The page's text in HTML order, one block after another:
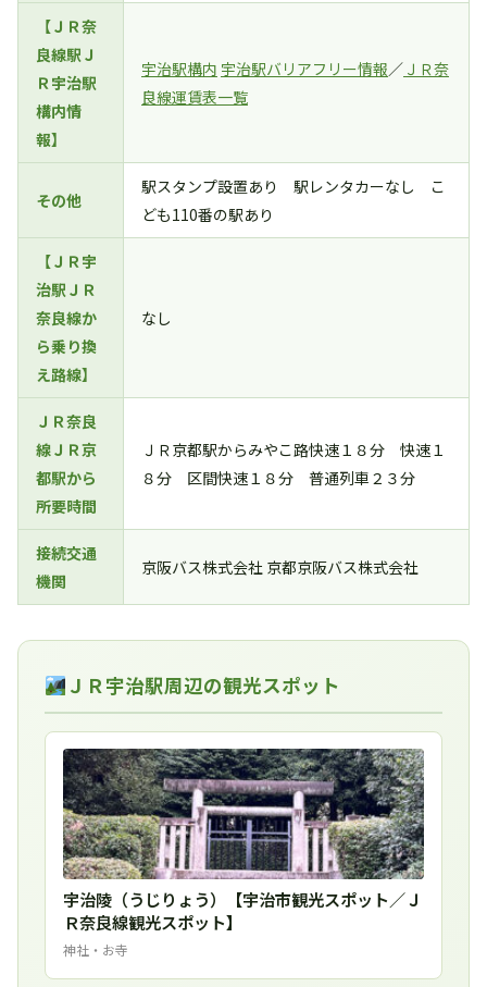
【ＪＲ奈
良線駅Ｊ
Ｒ宇治駅
構内情
報】
宇治駅構内 宇治駅バリアフリー情報／ ＪＲ奈
良線運賃表一覧
その他
駅スタンプ設置あり 駅レンタカーなし こ
ども110番の駅あり
【ＪＲ宇
治駅ＪＲ
奈良線か
ら乗り換
え路線】
なし
ＪＲ奈良
線ＪＲ京
都駅から
所要時間
ＪＲ京都駅からみやこ路快速１８分 快速１
８分 区間快速１８分 普通列車２３分
接続交通
機関
京阪バス株式会社 京都京阪バス株式会社
ＪＲ宇治駅周辺の観光スポット
宇治陵（うじりょう）【宇治市観光スポット／Ｊ
Ｒ奈良線観光スポット】
神社・お寺